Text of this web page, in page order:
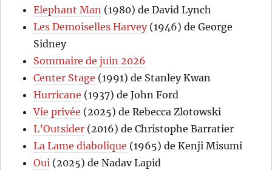
Elephant Man (1980) de David Lynch
Les Demoiselles Harvey(1946) de George
Sidney
Sommaire de juin 2026
Center Stage (1991) de Stanley Kwan
Hurricane (1937) de John Ford
Vie privée (2025) de Rebecca Zlotowski
L’Outsider (2016) de Christophe Barratier
La Lame diabolique (1965) de Kenji Misumi
Oui (2025) de Nadav Lapid